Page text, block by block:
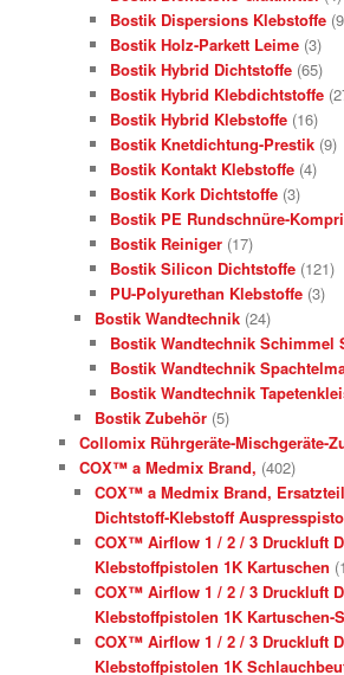
Bostik Dispersions Klebstoffe
Bostik Holz-Parkett Leime (3)
Bostik Hybrid Dichtstoffe (65)
Bostik Hybrid Klebdichtstoffe
Bostik Hybrid Klebstoffe (16)
Bostik Knetdichtung-Prestik (9)
Bostik Kontakt Klebstoffe (4)
Bostik Kork Dichtstoffe (3)
Bostik PE Rundschnüre-
Bostik Reiniger (17)
Bostik Silicon Dichtstoffe (121)
PU-Polyurethan Klebstoffe (3)
Bostik Wandtechnik (24)
Bostik Wandtechnik Schimmel
Bostik Wandtechnik
Bostik Wandtechnik
Bostik Zubehör (5)
Collomix Rührgeräte-Mischgeräte-
COX™ a Medmix Brand, (402)
COX™ a Medmix Brand,
Dichtstoff-Klebstoff
COX™ Airflow 1 / 2 / 3 Druckluft
Klebstoffpistolen 1K Kartuschen
COX™ Airflow 1 / 2 / 3 Druckluft
Klebstoffpistolen 1K Kartuschen-
COX™ Airflow 1 / 2 / 3 Druckluft
Klebstoffpistolen 1K